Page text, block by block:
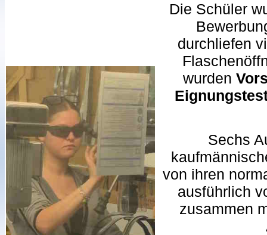
Die Schüler
durchliefen
wurden
Sechs
von ihren
ausführlich
zusammen